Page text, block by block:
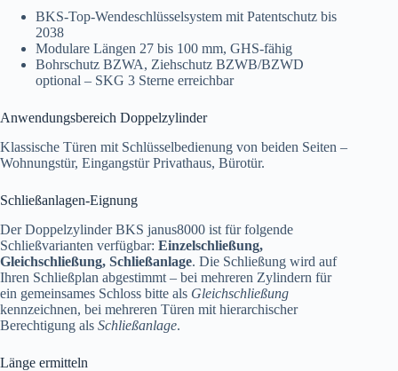
BKS-Top-Wendeschlüsselsystem mit Patentschutz bis
2038
Modulare Längen 27 bis 100 mm, GHS-fähig
Bohrschutz BZWA, Ziehschutz BZWB/BZWD
optional – SKG 3 Sterne erreichbar
Anwendungsbereich Doppelzylinder
Klassische Türen mit Schlüsselbedienung von beiden Seiten –
Wohnungstür, Eingangstür Privathaus, Bürotür.
Schließanlagen-Eignung
Der Doppelzylinder BKS janus8000 ist für folgende
Schließvarianten verfügbar: Einzelschließung,
Gleichschließung, Schließanlage. Die Schließung wird auf
Ihren Schließplan abgestimmt – bei mehreren Zylindern für
ein gemeinsames Schloss bitte als Gleichschließung
kennzeichnen, bei mehreren Türen mit hierarchischer
Berechtigung als Schließanlage.
Länge ermitteln